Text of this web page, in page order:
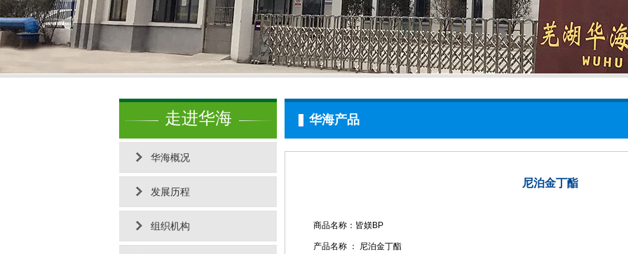
走进华海
华海概况
发展历程
组织机构
华海产品
尼泊金丁酯
商品名称：皆媄BP
产品名称 ： 尼泊金丁酯